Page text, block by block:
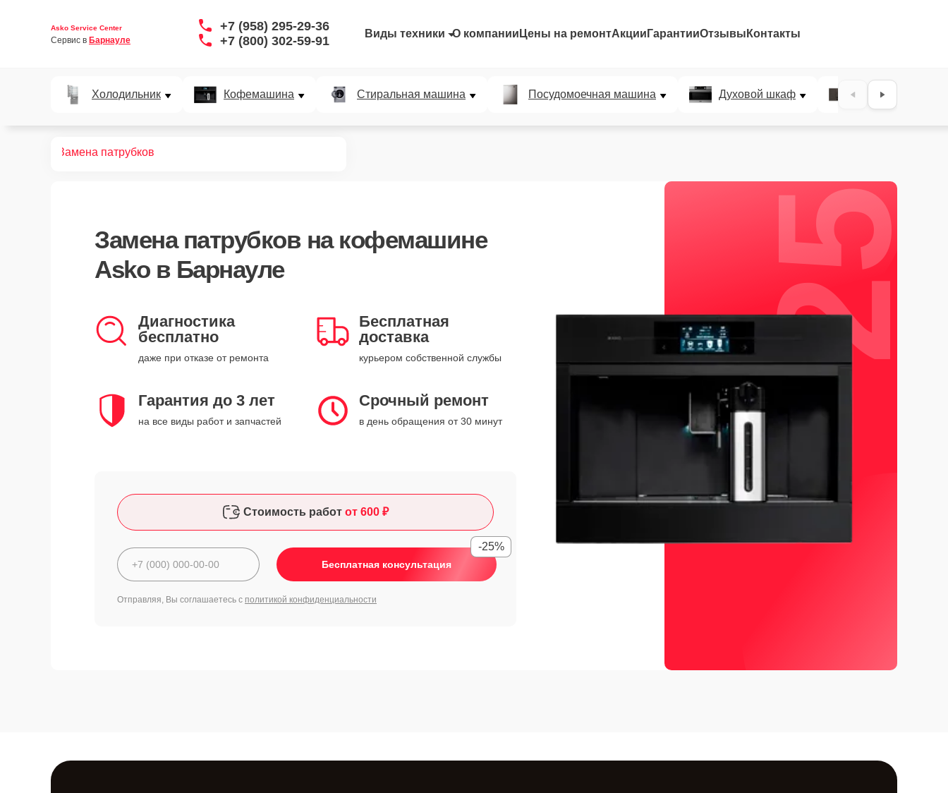
Asko Service Center
Сервис в Барнауле
+7 (958) 295-29-36
+7 (800) 302-59-91
Виды техники О компании Цены на ремонтАкции ГарантииОтзывы Контакты
Холодильник Кофемашина Стиральная машина Посудомоечная машина Духовой шкаф Варочная
Замена патрубков
Замена патрубковна кофемашине
Asko в Барнауле
Диагностика
бесплатно
даже при отказе от ремонта
Бесплатная
доставка
курьером собственной службы
Гарантия до 3 лет
на все виды работ и запчастей
Срочный ремонт
в день обращения от 30 минут
Стоимость работ от 600 ₽
Бесплатная консультация
-25%
Отправляя, Вы соглашаетесь с политикой конфиденциальности
25%